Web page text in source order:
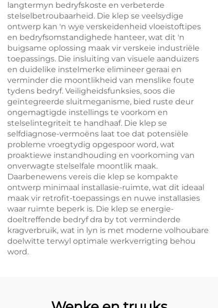
langtermyn bedryfskoste en verbeterde
stelselbetroubaarheid. Die klep se veelsydige
ontwerp kan 'n wye verskeidenheid vloeistoftipes
en bedryfsomstandighede hanteer, wat dit 'n
buigsame oplossing maak vir verskeie industriële
toepassings. Die insluiting van visuele aanduizers
en duidelike instelmerke elimineer geraai en
verminder die moontlikheid van menslike foute
tydens bedryf. Veiligheidsfunksies, soos die
geïntegreerde sluitmeganisme, bied ruste deur
ongemagtigde instellings te voorkom en
stelselintegriteit te handhaaf. Die klep se
selfdiagnose-vermoëns laat toe dat potensiële
probleme vroegtydig opgespoor word, wat
proaktiewe instandhouding en voorkoming van
onverwagte stelselfale moontlik maak.
Daarbenewens vereis die klep se kompakte
ontwerp minimaal installasie-ruimte, wat dit ideaal
maak vir retrofit-toepassings en nuwe installasies
waar ruimte beperk is. Die klep se energie-
doeltreffende bedryf dra by tot verminderde
kragverbruik, wat in lyn is met moderne volhoubare
doelwitte terwyl optimale werkverrigting behou
word.